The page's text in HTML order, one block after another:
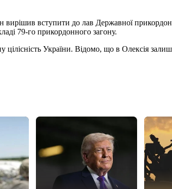
вирішив вступити до лав Державної
79-го прикордонного загону.
цілісність України. Відомо, що в Олексія